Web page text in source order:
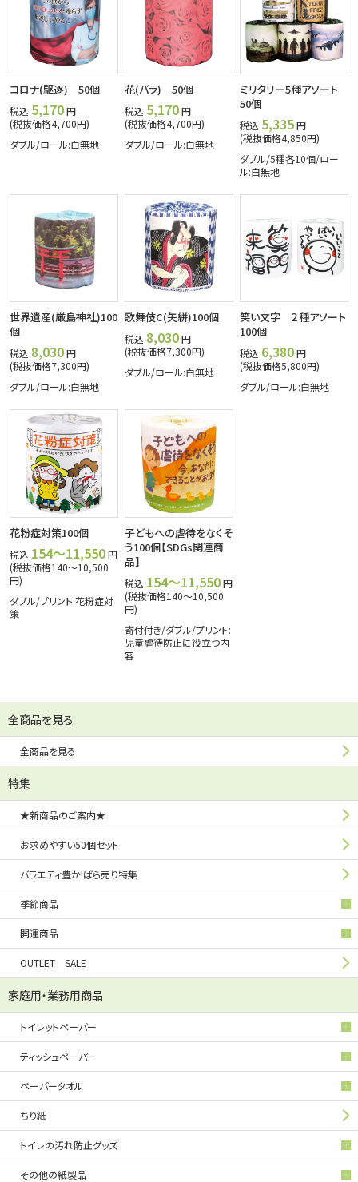
コロナ(駆逐) 50個
税込 5,170円
(税抜価格4,700円)
ダブル/ロール:白無地
花(バラ) 50個
税込 5,170円
(税抜価格4,700円)
ダブル/ロール:白無地
ミリタリー5種アソート
50個
税込 5,335円
(税抜価格4,850円)
ダブル/5種各10個/ロー
ル:白無地
世界遺産(厳島神社)100
個
税込 8,030円
(税抜価格7,300円)
ダブル/ロール:白無地
歌舞伎C(矢絣)100個
税込 8,030円
(税抜価格7,300円)
ダブル/ロール:白無地
笑い文字 ２種アソート
100個
税込 6,380円
(税抜価格5,800円)
ダブル/ロール:白無地
花粉症対策100個
税込 154～11,550円
(税抜価格140～10,500
円)
ダブル/プリント:花粉症対
策
子どもへの虐待をなくそ
う100個【SDGs関連商
品】
税込 154～11,550円
(税抜価格140～10,500
円)
寄付付き/ダブル/プリント:
児童虐待防止に役立つ内
容
全商品を見る
全商品を見る
特集
★新商品のご案内★
お求めやすい50個セット
バラエティ豊か!ばら売り特集
季節商品
開運商品
OUTLET SALE
家庭用・業務用商品
トイレットペーパー
ティッシュペーパー
ペーパータオル
ちり紙
トイレの汚れ防止グッズ
その他の紙製品